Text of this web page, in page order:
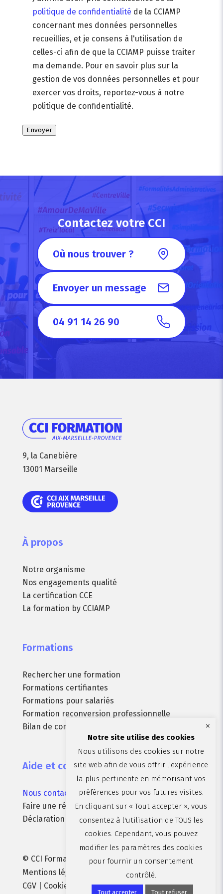
politique de confidentialité de la CCIAMP
concernant mes données personnelles
recueillies, et je consens à l'utilisation de
celles-ci afin de que la CCIAMP puisse traiter
ma demande. Pour en savoir plus sur la
gestion de vos données personnelles et pour
exercer vos droits, reportez-vous à notre
politique de confidentialité.
Envoyer
Contactez votre CCI
Où nous trouver ?
Envoyer un message
04 91 14 26 90
9, la Canebière
13001 Marseille
À propos
Notre organisme
Nos engagements qualité
La certification CCE
La formation by CCIAMP
Formations
Rechercher une formation
Formations certifiantes
Formations pour salariés
Formation reconversion professionnelle
Bilan de compétences
Aide et contact
Nous contacter
Faire une réclamation
Déclaration d’accessibilité (non conforme)
© CCI Formation Aix-Marseille-Provence |
Mentions légales
Politique de confidentialité
CGV| Cookies : Préférences| parBrandparty
Notre site utilise des cookies
Nous utilisons des cookies sur notre
site web afin de vous offrir l'expérience
la plus pertinente en mémorisant vos
préférences pour vos futures visites.
En cliquant sur « Tout accepter », vous
consentez à l'utilisation de TOUS les
cookies. Cependant, vous pouvez
modifier les paramètres des cookies
pour fournir un consentement
contrôlé.
Tout accepter Tout refuser
×